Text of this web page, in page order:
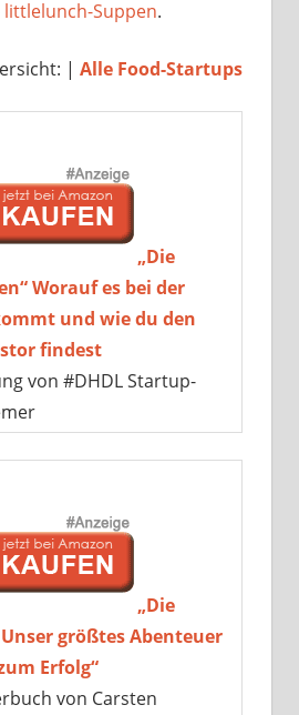
littlelunch-Suppen.
| Alle Food-Startups
„Die
Worauf es bei der
und wie du den
findest
von #DHDL Startup-
„Die
größtes Abenteuer
Erfolg“
von Carsten